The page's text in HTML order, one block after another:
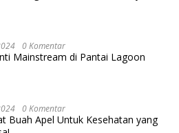
0 Komentar
Mainstream di Pantai Lagoon
0 Komentar
Buah Apel Untuk Kesehatan yang